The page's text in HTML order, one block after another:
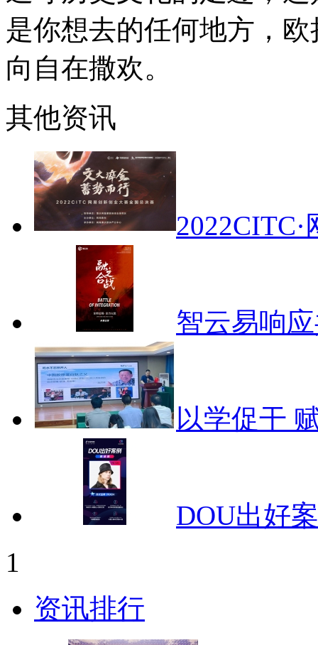
是你想去的任何地方，
向自在撒欢。
其他资讯
智云易响
以学促干
DOU出好
1
资讯排行